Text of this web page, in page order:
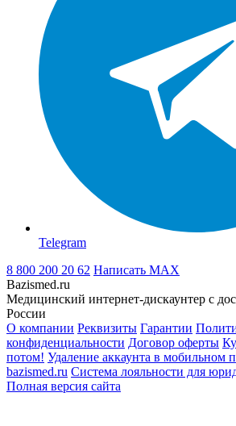
Telegram
8 800 200 20 62 Написать MAX
Bazismed.ru
Медицинский интернет-дискаунтер с
России
О компании Реквизиты Гарантии
конфиденциальности Договор оферты
потом! Удаление аккаунта в мобильном
bazismed.ru Система лояльности для
Полная версия сайта